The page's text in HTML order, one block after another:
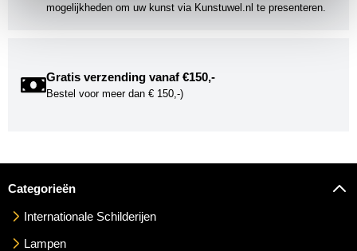
mogelijkheden om uw kunst via Kunstuwel.nl te presenteren.
Gratis verzending vanaf €150,-
Bestel voor meer dan € 150,-)
Categorieën
Internationale Schilderijen
Lampen